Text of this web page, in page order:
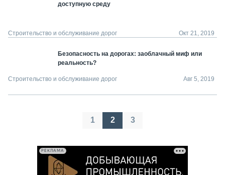
доступную среду
Строительство и обслуживание дорог Окт 21, 2019
Безопасность на дорогах: заоблачный миф или
реальность?
Строительство и обслуживание дорог Авг 5, 2019
Пагинация
1 2 3
РЕКЛАМА